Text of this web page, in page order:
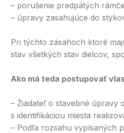
– porušenie predpätých
– úpravy zasahujúce do
Pri týchto zásahoch ktoré
stav všetkých stav dielcov,
Ako má teda postupovať
– Žiadateľ o stavebné úpravy
s identifikáciou miesta
– Podľa rozsahu vypísaných